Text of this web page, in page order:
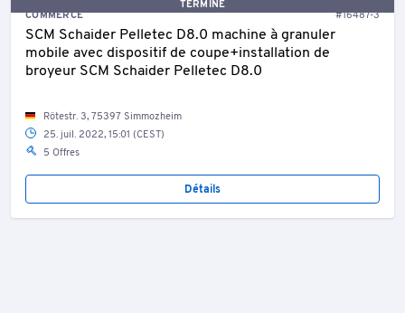
TERMINÉ
COMMERCE
#16487-3
SCM Schaider Pelletec D8.0 machine à granuler
mobile avec dispositif de coupe+installation de
broyeur SCM Schaider Pelletec D8.0
Rötestr. 3, 75397 Simmozheim
25. juil. 2022, 15:01 (CEST)
5 Offres
Détails